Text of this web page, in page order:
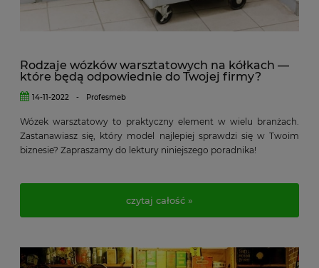
Rodzaje wózków warsztatowych na kółkach —
które będą odpowiednie do Twojej firmy?
14-11-2022 - Profesmeb
Wózek warsztatowy to praktyczny element w wielu branżach.
Zastanawiasz się, który model najlepiej sprawdzi się w Twoim
biznesie? Zapraszamy do lektury niniejszego poradnika!
czytaj całość »